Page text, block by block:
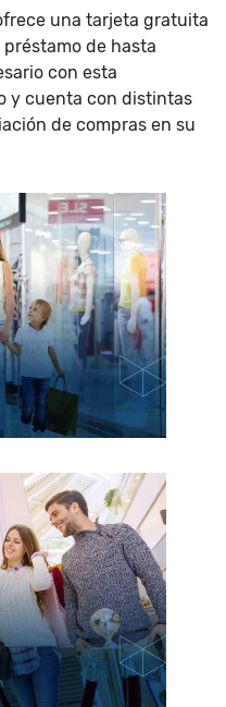
una tarjeta gratuita
de hasta
con esta
y cuenta con distintas
de compras en su